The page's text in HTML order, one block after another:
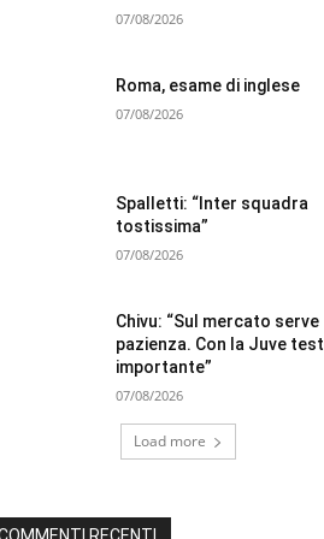
07/08/2026
Roma, esame di inglese
07/08/2026
Spalletti: “Inter squadra
tostissima”
07/08/2026
Chivu: “Sul mercato serve
pazienza. Con la Juve test
importante”
07/08/2026
Load more
RECENTI